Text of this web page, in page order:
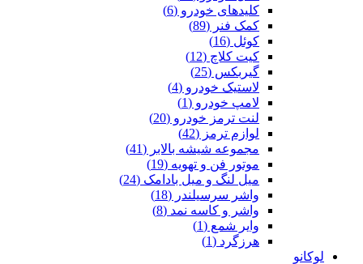
کلیدهای خودرو (6)
کمک فنر (89)
کوئل (16)
کیت کلاچ (12)
گیربکس (25)
لاستیک خودرو (4)
لامپ خودرو (1)
لنت ترمز خودرو (20)
لوازم ترمز (42)
مجموعه شیشه بالابر (41)
موتور فن و تهویه (19)
میل لنگ و میل بادامک (24)
واشر سرسیلندر (18)
واشر و کاسه نمد (8)
وایر شمع (1)
هرزگرد (1)
لوکانو